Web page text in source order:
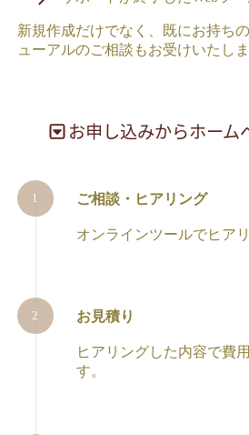
新規作成だけでなく、既にお持ち
ューアルのご相談もお受けいたしま
お申し込みからホーム
ご相談・ヒアリング
オンラインツールでヒア
お見積り
ヒアリングした内容で費
す。